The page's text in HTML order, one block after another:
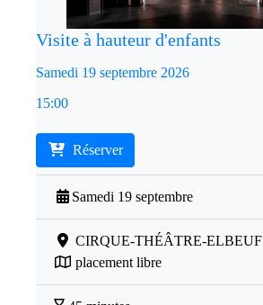
Visite à hauteur d'enfants
Samedi 19 septembre 2026
15:00
Réserver
Samedi 19 septembre
CIRQUE-THÉÂTRE-ELBEUF
placement libre